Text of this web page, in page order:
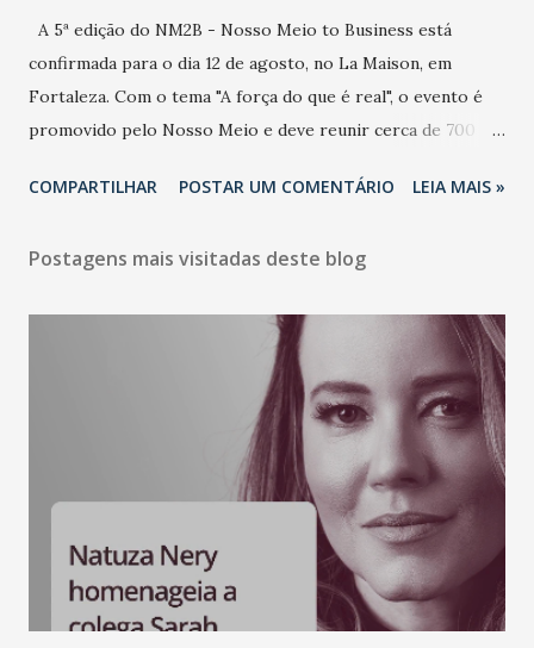
A 5ª edição do NM2B - Nosso Meio to Business está
confirmada para o dia 12 de agosto, no La Maison, em
Fortaleza. Com o tema "A força do que é real", o evento é
promovido pelo Nosso Meio e deve reunir cerca de 700
e lideranças do Mercado Nacional. Desde 2022, o NM2B
de negócios do Nordeste, reunindo profissionais de marcas
LinkedIn, VISA, Grupo 3corações, TikTok e M. Dias Branco.
A nova edição chega em um momento em que autenticidade
e consistência ganham peso nas conversas sobre marca,
liderança e estratégia. - Vivemos um momento em que todo
mundo fala muito e poucos entregam de verdade. O NM2B
sempre existiu para dar palco a quem constrói com
consistência, e nesta edição isso fica ainda mais claro.
Vamos reforçar que ser genuíno sustenta a confiança entre
marcas, pessoas e mercado", afirma Tamires So...
COMPARTILHAR POSTAR UM COMENTÁRIO LEIA MAIS »
Postagens mais visitadas deste blog